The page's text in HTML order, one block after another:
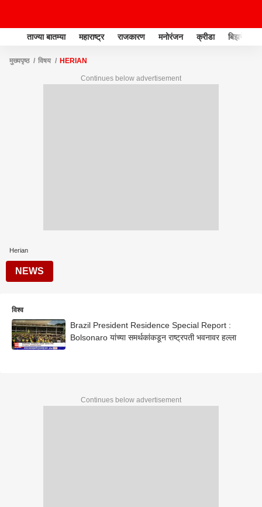
ताज्या बातम्या महाराष्ट्र राजकारण मनोरंजन क्रीडा बिझनेस
मुख्यपृष्ठ विषय HERIAN
Continues below advertisement
Herian
NEWS
विश्व
Brazil President Residence Special Report :
Bolsonaro यांच्या समर्थकांकडून राष्ट्रपती भवनावर हल्ला
Continues below advertisement